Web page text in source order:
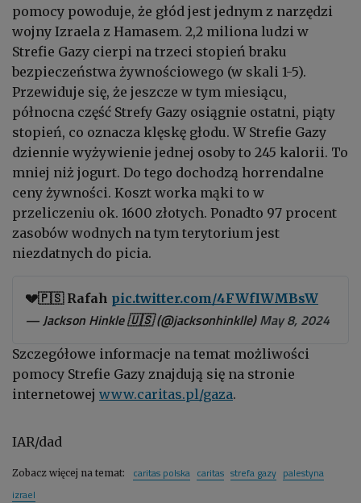
pomocy powoduje, że głód jest jednym z narzędzi
wojny Izraela z Hamasem. 2,2 miliona ludzi w
Strefie Gazy cierpi na trzeci stopień braku
bezpieczeństwa żywnościowego (w skali 1-5).
Przewiduje się, że jeszcze w tym miesiącu,
północna część Strefy Gazy osiągnie ostatni, piąty
stopień, co oznacza klęskę głodu. W Strefie Gazy
dziennie wyżywienie jednej osoby to 245 kalorii. To
mniej niż jogurt. Do tego dochodzą horrendalne
ceny żywności. Koszt worka mąki to w
przeliczeniu ok. 1600 złotych. Ponadto 97 procent
zasobów wodnych na tym terytorium jest
niezdatnych do picia.
💔🇵🇸 Rafah pic.twitter.com/4FWfIWMBsW
— Jackson Hinkle 🇺🇸 (@jacksonhinklle)May 8, 2024
Szczegółowe informacje na temat możliwości
pomocy Strefie Gazy znajdują się na stronie
internetowej www.caritas.pl/gaza.
IAR/dad
Zobacz więcej na temat: caritas polska caritas strefa gazy palestyna
izrael